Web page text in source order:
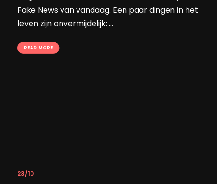
Fake News van vandaag. Een paar dingen in het
leven zijn onvermijdelijk: ...
READ MORE
23/10